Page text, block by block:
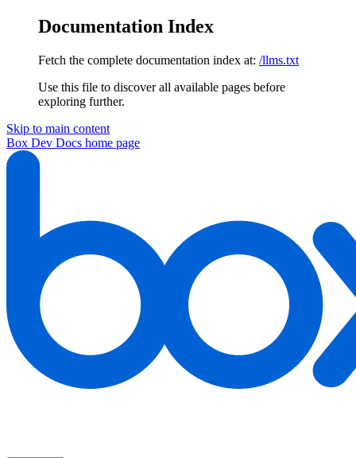
Documentation Index
Fetch the complete documentation index at: /llms.txt
Use this file to discover all available pages before
exploring further.
Skip to main content
Box Dev Docs home page